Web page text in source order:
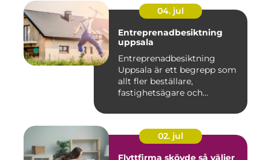
04. jul
Entreprenadbesiktning
uppsala
Entreprenadbesiktning
Uppsala är ett begrepp som
allt fler beställare,
fastighetsägare och
02. jul
Flyttfirma skövde så väljer